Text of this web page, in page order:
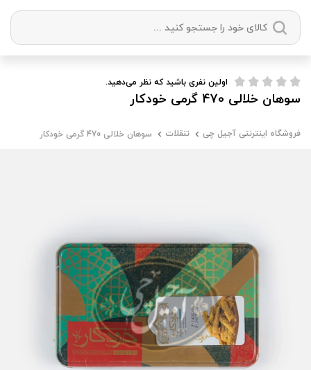
دسته بندی ها
آجیل میوه خشک زعفران
فروشگاه اینترنتی آجیل چی تنقلات سوهان خلالی 470 گرمی خودکار
اولین نفری باشید که نظر می‌دهید.
سوهان خلالی 470 گرمی خودکار